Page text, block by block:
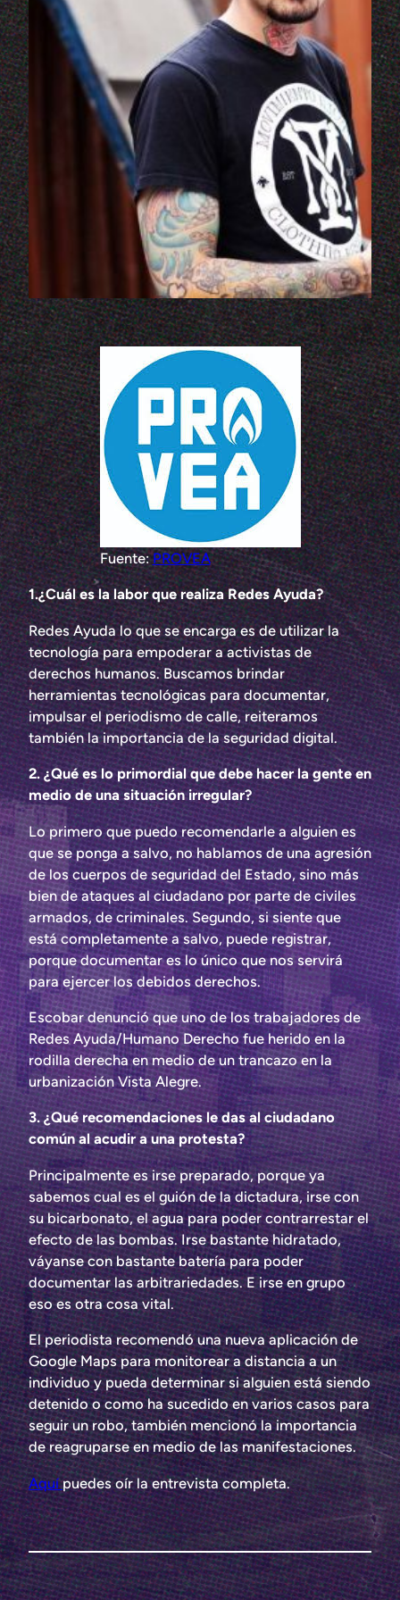
Fuente:PROVEA
1.¿Cuál es la labor que realiza Redes Ayuda?
Redes Ayuda lo que se encarga es de utilizar la
tecnología para empoderar a activistas de
derechos humanos. Buscamos brindar
herramientas tecnológicas para documentar,
impulsar el periodismo de calle, reiteramos
también la importancia de la seguridad digital.
2. ¿Qué es lo primordial que debe hacer la gente en
medio de una situación irregular?
Lo primero que puedo recomendarle a alguien es
que se ponga a salvo, no hablamos de una agresión
de los cuerpos de seguridad del Estado, sino más
bien de ataques al ciudadano por parte de civiles
armados, de criminales. Segundo, si siente que
está completamente a salvo, puede registrar,
porque documentar es lo único que nos servirá
para ejercer los debidos derechos.
Escobar denunció que uno de los trabajadores de
Redes Ayuda/Humano Derecho fue herido en la
rodilla derecha en medio de un trancazo en la
urbanización Vista Alegre.
3. ¿Qué recomendaciones le das al ciudadano
común al acudir a una protesta?
Principalmente es irse preparado, porque ya
sabemos cual es el guión de la dictadura, irse con
su bicarbonato, el agua para poder contrarrestar el
efecto de las bombas. Irse bastante hidratado,
váyanse con bastante batería para poder
documentar las arbitrariedades. E irse en grupo
eso es otra cosa vital.
El periodista recomendó una nueva aplicación de
Google Maps para monitorear a distancia a un
individuo y pueda determinar si alguien está siendo
detenido o como ha sucedido en varios casos para
seguir un robo, también mencionó la importancia
de reagruparse en medio de las manifestaciones.
Aquípuedes oír la entrevista completa.